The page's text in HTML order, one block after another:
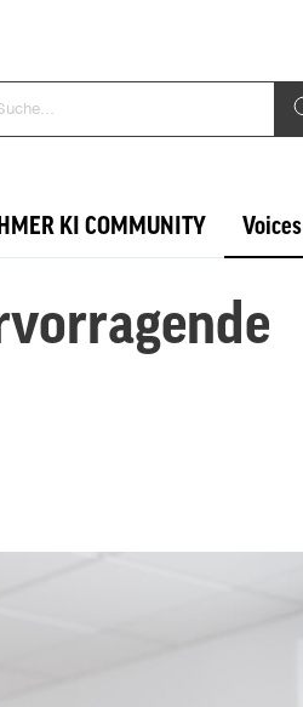
KI COMMUNITY Voices